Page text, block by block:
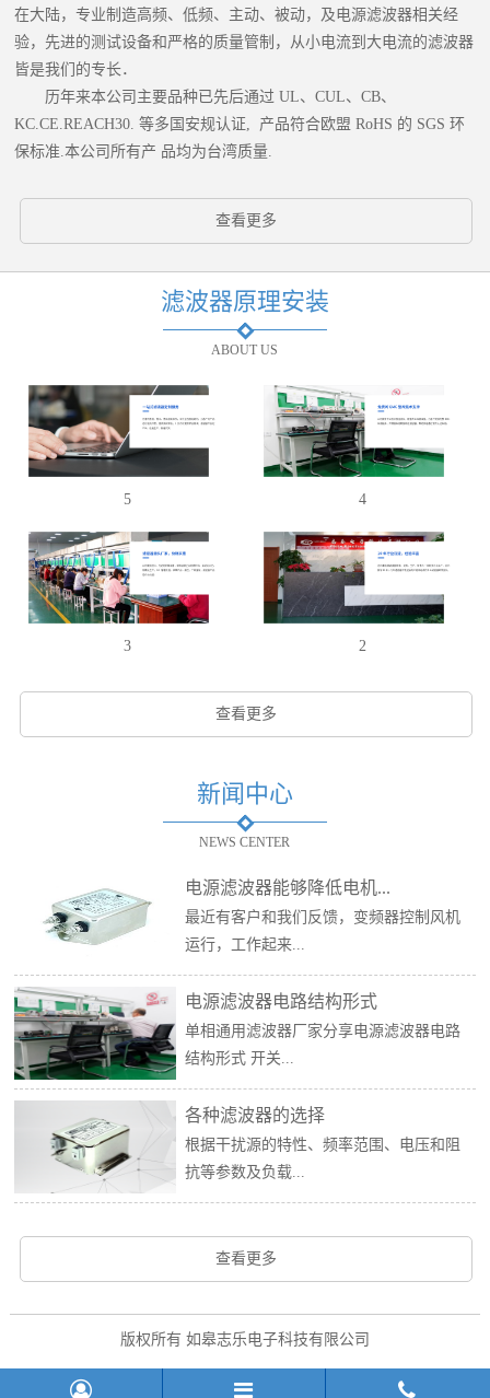
在大陆，专业制造高频、低频、主动、被动，及电源滤波器相关经
验，先进的测试设备和严格的质量管制，从小电流到大电流的滤波器
皆是我们的专长．
历年来本公司主要品种已先后通过 UL、CUL、CB、
KC.CE.REACH30. 等多国安规认证, 产品符合欧盟 RoHS 的 SGS 环
保标准.本公司所有产 品均为台湾质量.
查看更多
滤波器原理安装
ABOUT US
5 4
3 2
查看更多
新闻中心
NEWS CENTER
电源滤波器能够降低电机...
最近有客户和我们反馈，变频器控制风机
运行，工作起来...
电源滤波器电路结构形式
单相通用滤波器厂家分享电源滤波器电路
结构形式 开关...
各种滤波器的选择
根据干扰源的特性、频率范围、电压和阻
抗等参数及负载...
查看更多
版权所有 如皋志乐电子科技有限公司